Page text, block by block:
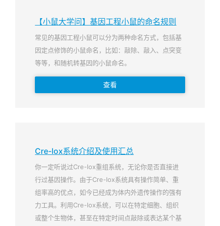
【小鼠大学问】基因工程小鼠的命名规则
常见的基因工程小鼠可以分为两种命名方式，包括基
因定点修饰的小鼠命名，比如：敲除、敲入、点突变
等等，和随机转基因的小鼠命名。
查看
Cre-lox系统介绍及使用汇总
你一定听说过Cre-lox重组系统，无论你是否直接进
行过基因操作。由于Cre-lox系统具有操作简单、重
组率高的优点，如今已经成为体内外遗传操作的强有
力工具。利用Cre-lox系统，可以在特定细胞、组织
或整个生物体，甚至在特定时间点敲除或表达某个基